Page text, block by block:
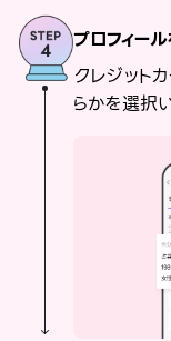
プロフィー
クレジット
らかを選択